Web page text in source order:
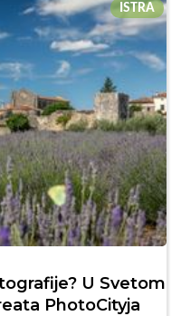
ISTRA
U Svetom
PhotoCityja